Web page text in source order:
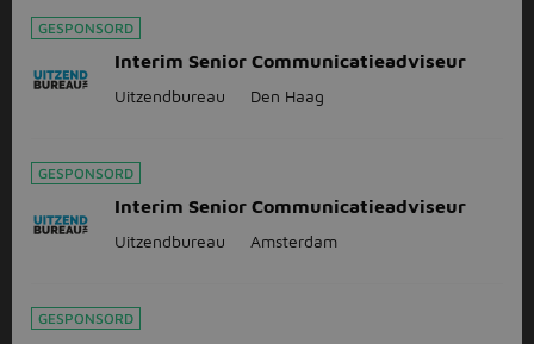
GESPONSORD
Interim Senior Communicatieadviseur
Uitzendbureau Den Haag
GESPONSORD
Interim Senior Communicatieadviseur
Uitzendbureau Amsterdam
GESPONSORD